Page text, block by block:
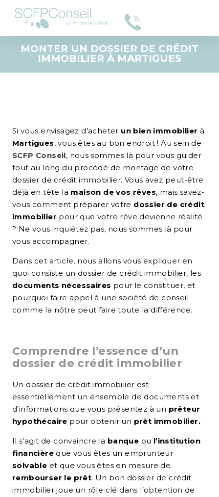
MONTER UN DOSSIER DE CRÉDIT
IMMOBILIER À MARTIGUES
Si vous envisagez d’acheter un bien immobilier à
Martigues, vous êtes au bon endroit ! Au sein de
SCFP Conseil, nous sommes là pour vous guider
tout au long du procédé de montage de votre
dossier de crédit immobilier. Vous avez peut-être
déjà en tête la maison de vos rêves, mais savez-
vous comment préparer votre dossier de crédit
immobilier pour que votre rêve devienne réalité
? Ne vous inquiétez pas, nous sommes là pour
vous accompagner.
Dans cet article, nous allons vous expliquer en
quoi consiste un dossier de crédit immobilier, les
documents nécessaires pour le constituer, et
pourquoi faire appel à une société de conseil
comme la nôtre peut faire toute la différence.
Comprendre l’essence d’un
dossier de crédit immobilier
Un dossier de crédit immobilier est
essentiellement un ensemble de documents et
d’informations que vous présentez à un prêteur
hypothécaire pour obtenir un prêt immobilier.
Il s’agit de convaincre la banque ou l’institution
financière que vous êtes un emprunteur
solvable et que vous êtes en mesure de
rembourser le prêt. Un bon dossier de crédit
immobilier joue un rôle clé dans l’obtention de